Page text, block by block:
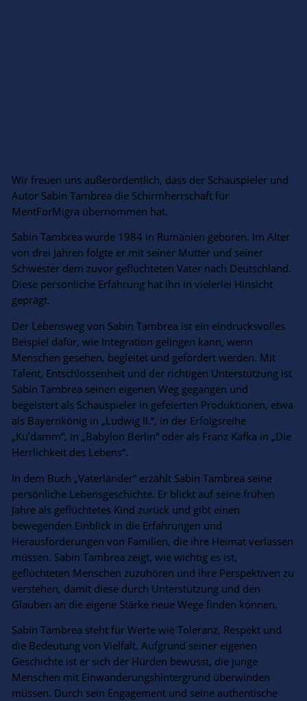
Wir freuen uns außerordentlich, dass der Schauspieler und
Autor Sabin Tambrea die Schirmherrschaft für
MentForMigra übernommen hat.
Sabin Tambrea wurde 1984 in Rumänien geboren. Im Alter
von drei Jahren folgte er mit seiner Mutter und seiner
Schwester dem zuvor geflüchteten Vater nach Deutschland.
Diese persönliche Erfahrung hat ihn in vielerlei Hinsicht
geprägt.
Der Lebensweg von Sabin Tambrea ist ein eindrucksvolles
Beispiel dafür, wie Integration gelingen kann, wenn
Menschen gesehen, begleitet und gefördert werden. Mit
Talent, Entschlossenheit und der richtigen Unterstützung ist
Sabin Tambrea seinen eigenen Weg gegangen und
begeistert als Schauspieler in gefeierten Produktionen, etwa
als Bayernkönig in „Ludwig II.“, in der Erfolgsreihe
„Ku’damm“, in „Babylon Berlin“ oder als Franz Kafka in „Die
Herrlichkeit des Lebens“.
In dem Buch „Vaterländer“ erzählt Sabin Tambrea seine
persönliche Lebensgeschichte. Er blickt auf seine frühen
Jahre als geflüchtetes Kind zurück und gibt einen
bewegenden Einblick in die Erfahrungen und
Herausforderungen von Familien, die ihre Heimat verlassen
müssen. Sabin Tambrea zeigt, wie wichtig es ist,
geflüchteten Menschen zuzuhören und ihre Perspektiven zu
verstehen, damit diese durch Unterstützung und den
Glauben an die eigene Stärke neue Wege finden können.
Sabin Tambrea steht für Werte wie Toleranz, Respekt und
die Bedeutung von Vielfalt. Aufgrund seiner eigenen
Geschichte ist er sich der Hürden bewusst, die junge
Menschen mit Einwanderungshintergrund überwinden
müssen. Durch sein Engagement und seine authentische